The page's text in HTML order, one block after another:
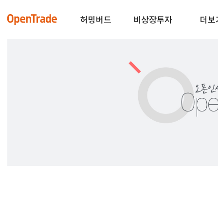
허밍버드 비상장투자 더보